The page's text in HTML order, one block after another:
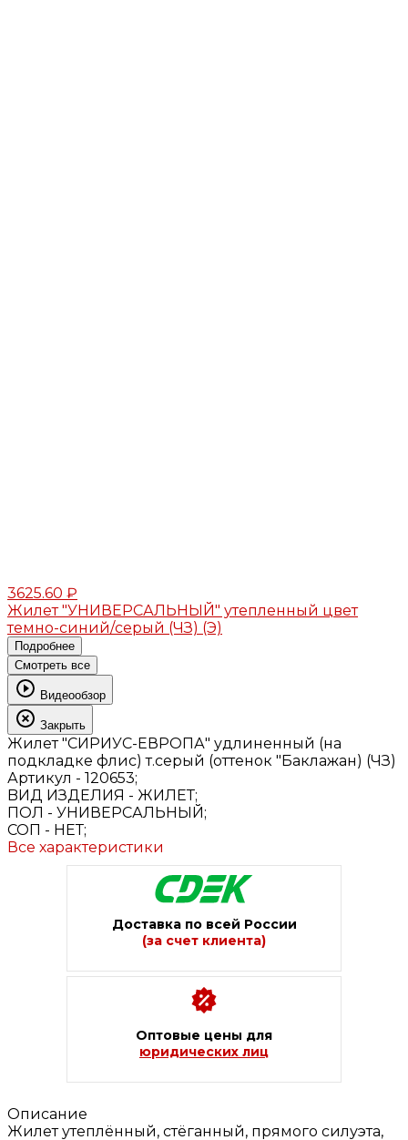
3625.60 ₽
Жилет "УНИВЕРСАЛЬНЫЙ" утепленный цвет
темно-синий/серый (ЧЗ) (Э)
Подробнее
Смотреть все
Видеообзор
Закрыть
Жилет "СИРИУС-ЕВРОПА" удлиненный (на
подкладке флис) т.серый (оттенок "Баклажан) (ЧЗ)
Артикул - 120653;
BИД ИЗДЕЛИЯ - ЖИЛЕТ;
ПОЛ - УНИВЕРСАЛЬНЫЙ;
СОП - НЕТ;
Все характеристики
Доставка по всей России
(за счет клиента)
Оптовые цены для
юридических лиц
Описание
Жилет утеплённый, стёганный, прямого силуэта,